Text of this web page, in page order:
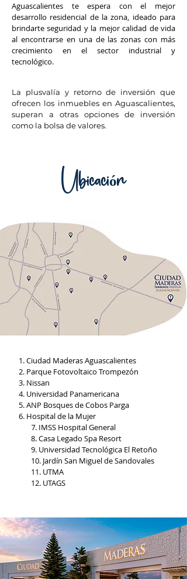
Aguascalientes te espera con el mejor
desarrollo residencial de la zona, ideado para
brindarte seguridad y la mejor calidad de vida
al encontrarse en una de las zonas con más
crecimiento en el sector industrial y
tecnológico.
La plusvalía y retorno de inversión que
ofrecen los inmuebles en Aguascalientes,
superan a otras opciones de inversión
como la bolsa de valores.
Ubicación
Ciudad Maderas Aguascalientes
Parque Fotovoltaico Trompezón
Nissan
Universidad Panamericana
ANP Bosques de Cobos Parga
Hospital de la Mujer
7. IMSS Hospital General
8. Casa Legado Spa Resort
9. Universidad Tecnológica El Retoño
10. Jardín San Miguel de Sandovales
11. UTMA
12. UTAGS